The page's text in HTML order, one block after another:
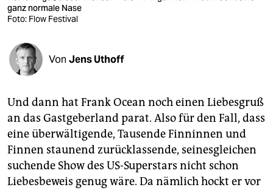
verlag
shop
fragen & hilfe
unterstützen
abo
genossenschaft
epaper login
ganz normale Nase
Foto: Flow Festival
Von Jens Uthoff
Und dann hat Frank Ocean noch einen Liebesgruß
an das Gastgeberland parat. Also für den Fall, dass
eine überwältigende, Tausende Finninnen und
Finnen staunend zurücklassende, seinesgleichen
suchende Show des US-Superstars nicht schon
Liebesbeweis genug wäre. Da nämlich hockt er vor